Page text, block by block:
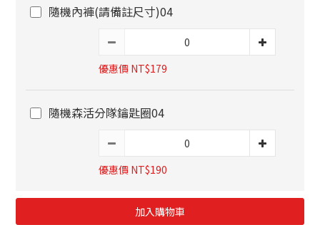
隨機內褲(請備註尺寸)04
優惠價 NT$179
隨機森活分隊鑰匙圈04
優惠價 NT$190
加入購物車